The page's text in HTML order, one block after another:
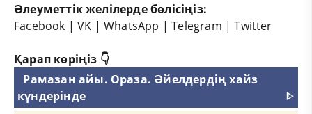
Әлеуметтік желілерде бөлісіңіз:
Facebook |VK |WhatsApp |Telegram |Twitter
Қарап көріңіз 👇
Рамазан айы. Ораза. Әйелдердің хайз
күндерінде
ᐈ